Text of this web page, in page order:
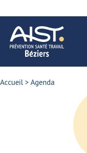
Accueil > Agenda